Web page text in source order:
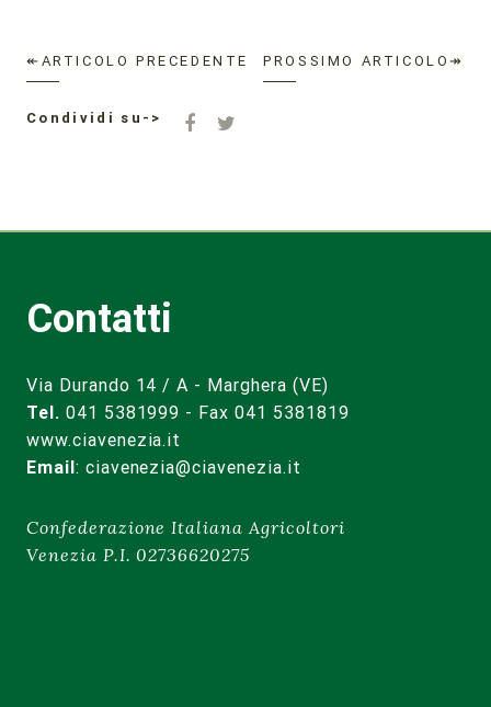
↞ARTICOLO PRECEDENTE PROSSIMO ARTICOLO↠
Condividi su->
Contatti
Via Durando 14 / A - Marghera (VE)
Tel. 041 5381999 - Fax 041 5381819
www.ciavenezia.it
Email: ciavenezia@ciavenezia.it
Confederazione Italiana Agricoltori
Venezia P.I. 02736620275